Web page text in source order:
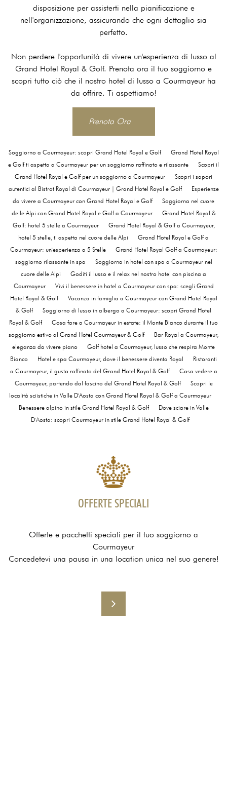
disposizione per assisterti nella pianificazione e
nell'organizzazione, assicurando che ogni dettaglio sia
perfetto.
Non perdere l'opportunità di vivere un'esperienza di lusso al
Grand Hotel Royal & Golf. Prenota ora il tuo soggiorno e
scopri tutto ciò che il nostro hotel di lusso a Courmayeur ha
da offrire. Ti aspettiamo!
Prenota Ora
Soggiorno a Courmayeur: scopri Grand Hotel Royal e Golf
Grand Hotel Royal
e Golf ti aspetta a Courmayeur per un soggiorno raffinato e rilassante
Scopri il
Grand Hotel Royal e Golf per un soggiorno a Courmayeur
Scopri i sapori
autentici al Bistrot Royal di Courmayeur | Grand Hotel Royal e Golf
Esperienze
da vivere a Courmayeur con Grand Hotel Royal e Golf
Soggiorna nel cuore
delle Alpi con Grand Hotel Royal e Golf a Courmayeur
Grand Hotel Royal &
Golf: hotel 5 stelle a Courmayeur
Grand Hotel Royal & Golf a Courmayeur,
hotel 5 stelle, ti aspetta nel cuore delle Alpi
Grand Hotel Royal e Golf a
Courmayeur: un'esperienza a 5 Stelle
Grand Hotel Royal Golf a Courmayeur:
soggiorno rilassante in spa
Soggiorna in hotel con spa a Courmayeur nel
cuore delle Alpi
Goditi il lusso e il relax nel nostro hotel con piscina a
Courmayeur
Vivi il benessere in hotel a Courmayeur con spa: scegli Grand
Hotel Royal & Golf
Vacanza in famiglia a Courmayeur con Grand Hotel Royal
& Golf
Soggiorno di lusso in albergo a Courmayeur: scopri Grand Hotel
Royal & Golf
Cosa fare a Courmayeur in estate: il Monte Bianco durante il tuo
soggiorno estivo al Grand Hotel Courmayeur & Golf
Bar Royal a Courmayeur,
eleganza da vivere piano
Golf hotel a Courmayeur, lusso che respira Monte
Bianco
Hotel e spa Courmayeur, dove il benessere diventa Royal
Ristoranti
a Courmayeur, il gusto raffinato del Grand Hotel Royal & Golf
Cosa vedere a
Courmayeur, partendo dal fascino del Grand Hotel Royal & Golf
Scopri le
località sciistiche in Valle D'Aosta con Grand Hotel Royal & Golf a Courmayeur
Benessere alpino in stile Grand Hotel Royal & Golf
Dove sciare in Valle
D'Aosta: scopri Courmayeur in stile Grand Hotel Royal & Golf
OFFERTE SPECIALI
Offerte e pacchetti speciali per il tuo soggiorno a
Courmayeur
Concedetevi una pausa in una location unica nel suo genere!